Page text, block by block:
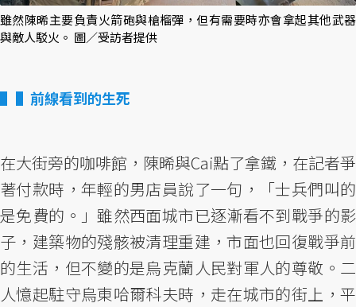
雖然陳晞主要負責火箭砲與槍榴彈，但有需要時亦會拿起其他武器
與敵人駁火。 圖／受訪者提供
▌前線看到的生死
在大街旁的咖啡館，陳晞與Cai點了拿鐵，在記者爭
著付款時，年輕的男店員說了一句，「士兵們叫的
是免費的。」雖然西面城市已逐漸看不到戰爭的影
子，建築物的殘骸被清理重建，市面也回復戰爭前
的生活，但不變的是烏克蘭人民對軍人的尊敬。二
人憶起駐守烏東哈爾科夫時，走在城市的街上，平